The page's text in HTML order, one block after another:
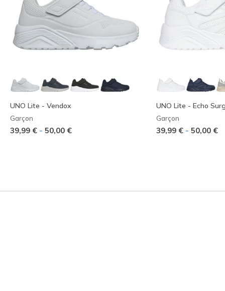
UNO Lite - Vendox
Garçon
39,99 € - 50,00 €
UNO Lite - Echo
Garçon
39,99 € - 50,00 €